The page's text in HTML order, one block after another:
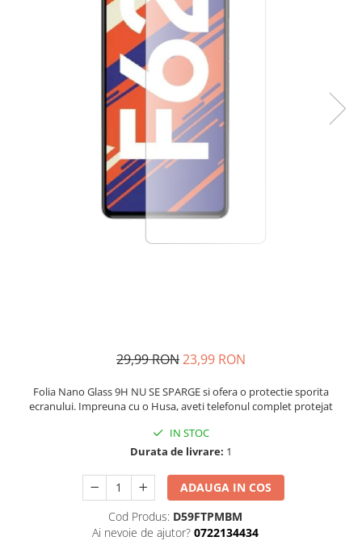
29,99 RON23,99 RON
Folia Nano Glass 9H NU SE SPARGE si ofera o protectie sporita
ecranului. Impreuna cu o Husa, aveti telefonul complet protejat
IN STOC
Durata de livrare: 1
ADAUGA IN COS
Cod Produs: D59FTPMBM
Ai nevoie de ajutor? 0722134434